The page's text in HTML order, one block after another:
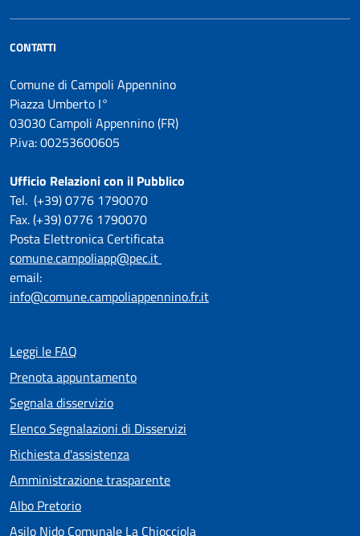
CONTATTI
Comune di Campoli Appennino
Piazza Umberto I°
03030 Campoli Appennino (FR)
P.iva: 00253600605
Ufficio Relazioni con il Pubblico
Tel. (+39) 0776 1790070
Fax. (+39) 0776 1790070
Posta Elettronica Certificata
comune.campoliapp@pec.it
email:
info@comune.campoliappennino.fr.it
Leggi le FAQ
Prenota appuntamento
Segnala disservizio
Elenco Segnalazioni di Disservizi
Richiesta d'assistenza
Amministrazione trasparente
Albo Pretorio
Asilo Nido Comunale La Chiocciola